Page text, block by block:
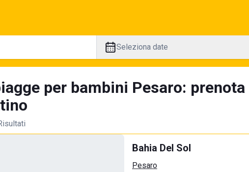
Seleziona date
per bambini Pesaro:
Bahia Del Sol
Pesaro